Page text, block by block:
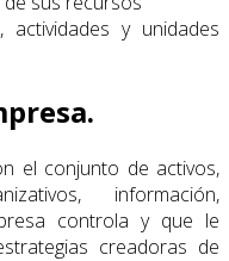
actividades y unidades
el conjunto de activos,
información,
controla y que le
creadoras de